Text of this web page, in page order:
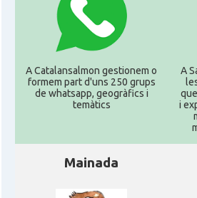
A Catalansalmon gestionem o
formem part d'uns 250 grups
de whatsapp, geogràfics i
temàtics
A
i
Mainada